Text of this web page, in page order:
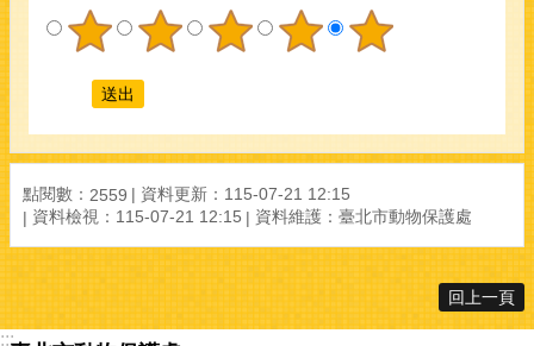
點閱數： 2559 資料更新： 115-07-21 12:15
資料檢視： 115-07-21 12:15 資料維護： 臺北市動物保護處
回上一頁
:::